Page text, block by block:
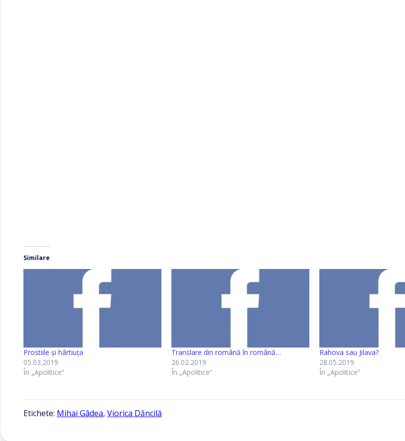
Similare
Prostiile şi hârtiuţa
05.03.2019
În „Apolitice”
Translare din română în română…
26.02.2019
În „Apolitice”
Rahova sau Jilava?
28.05.2019
În „Apolitice”
Etichete: Mihai Gâdea, Viorica Dăncilă